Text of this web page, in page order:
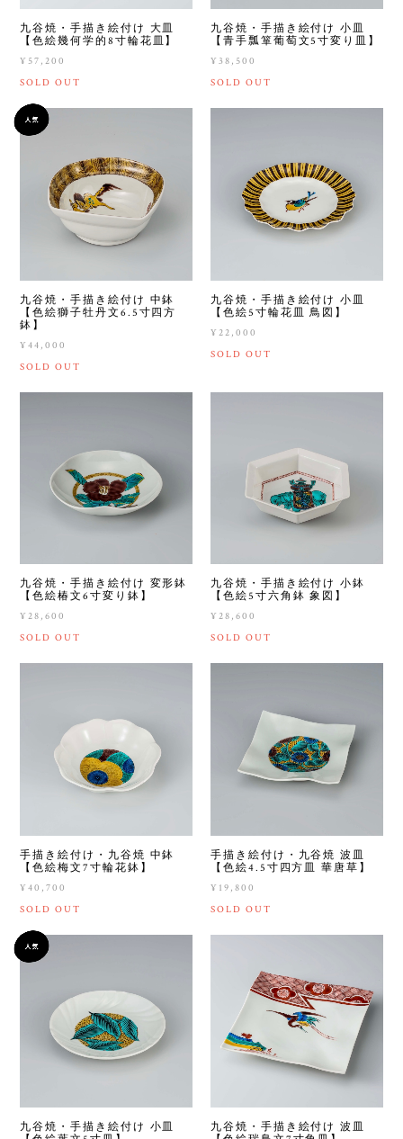
九谷焼・手描き絵付け 大皿
【色絵幾何学的8寸輪花皿】
¥57,200
SOLD OUT
九谷焼・手描き絵付け 小皿
【青手瓢箪葡萄文5寸変り皿】
¥38,500
SOLD OUT
九谷焼・手描き絵付け 中鉢
【色絵獅子牡丹文6.5寸四方
鉢】
¥44,000
SOLD OUT
九谷焼・手描き絵付け 小皿
【色絵5寸輪花皿 鳥図】
¥22,000
SOLD OUT
九谷焼・手描き絵付け 変形鉢
【色絵椿文6寸変り鉢】
¥28,600
SOLD OUT
九谷焼・手描き絵付け 小鉢
【色絵5寸六角鉢 象図】
¥28,600
SOLD OUT
手描き絵付け・九谷焼 中鉢
【色絵梅文7寸輪花鉢】
¥40,700
SOLD OUT
手描き絵付け・九谷焼 波皿
【色絵4.5寸四方皿 華唐草】
¥19,800
SOLD OUT
九谷焼・手描き絵付け 小皿
九谷焼・手描き絵付け 波皿